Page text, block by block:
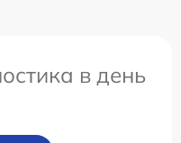
в день